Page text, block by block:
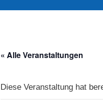
« Alle Veranstaltungen
Diese Veranstaltung hat